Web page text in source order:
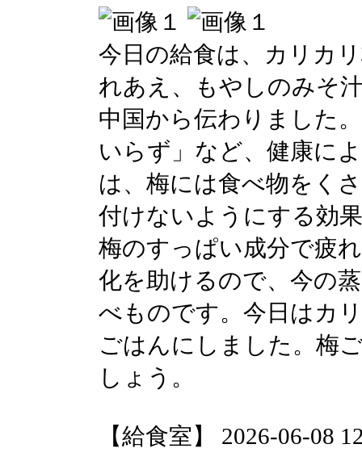
今日の給食は、カリカ
れあえ、もやしのみそ
中国から伝わりました
いらず」など、健康に
は、梅には食べ物をく
付けないようにする効
梅のすっぱい成分で疲
化を助けるので、今の
べものです。今日はカ
ごはんにしました。梅
しょう。
【給食室】 2026-06-08